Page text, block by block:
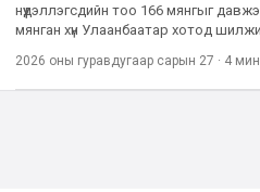
нүүдэллэгсдийн тоо 166 мянгыг
мянган хүн Улаанбаатар хотод
2026 оны гуравдугаар сарын 27 · 4 мин